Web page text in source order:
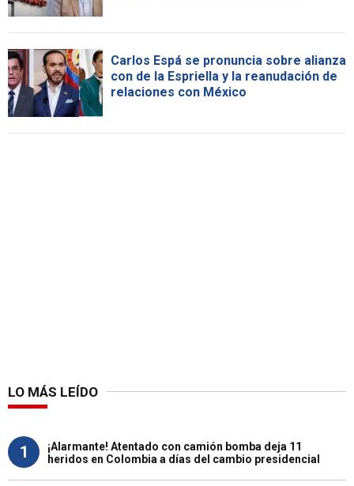
Carlos Espá se pronuncia sobre alianza
con de la Espriella y la reanudación de
relaciones con México
LO MÁS LEÍDO
1
¡Alarmante! Atentado con camión bomba deja 11
heridos en Colombia a días del cambio presidencial